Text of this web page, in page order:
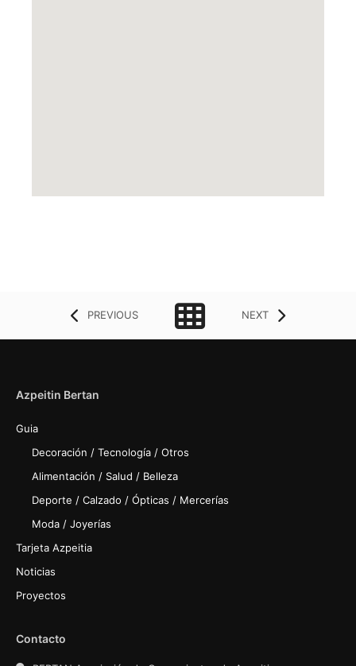
PREVIOUS NEXT
Azpeitin Bertan
Guia
Decoración / Tecnología / Otros
Alimentación / Salud / Belleza
Deporte / Calzado / Ópticas / Mercerías
Moda / Joyerías
Tarjeta Azpeitia
Noticias
Proyectos
Contacto